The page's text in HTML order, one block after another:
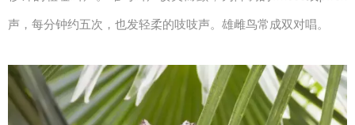
声，每分钟约五次，也发轻柔的吱吱声。雄雌鸟常成双对唱。